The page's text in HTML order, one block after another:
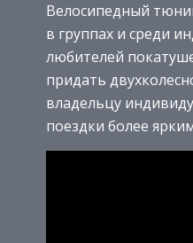
Велосипедный
в группах и среди
любителей
придать
владельцу
поездки более